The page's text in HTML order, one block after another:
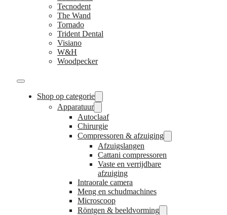
Tecnodent
The Wand
Tornado
Trident Dental
Visiano
W&H
Woodpecker
Shop op categorie
Apparatuur
Autoclaaf
Chirurgie
Compressoren & afzuiging
Afzuigslangen
Cattani compressoren
Vaste en verrijdbare
afzuiging
Intraorale camera
Meng en schudmachines
Microscoop
Röntgen & beeldvorming